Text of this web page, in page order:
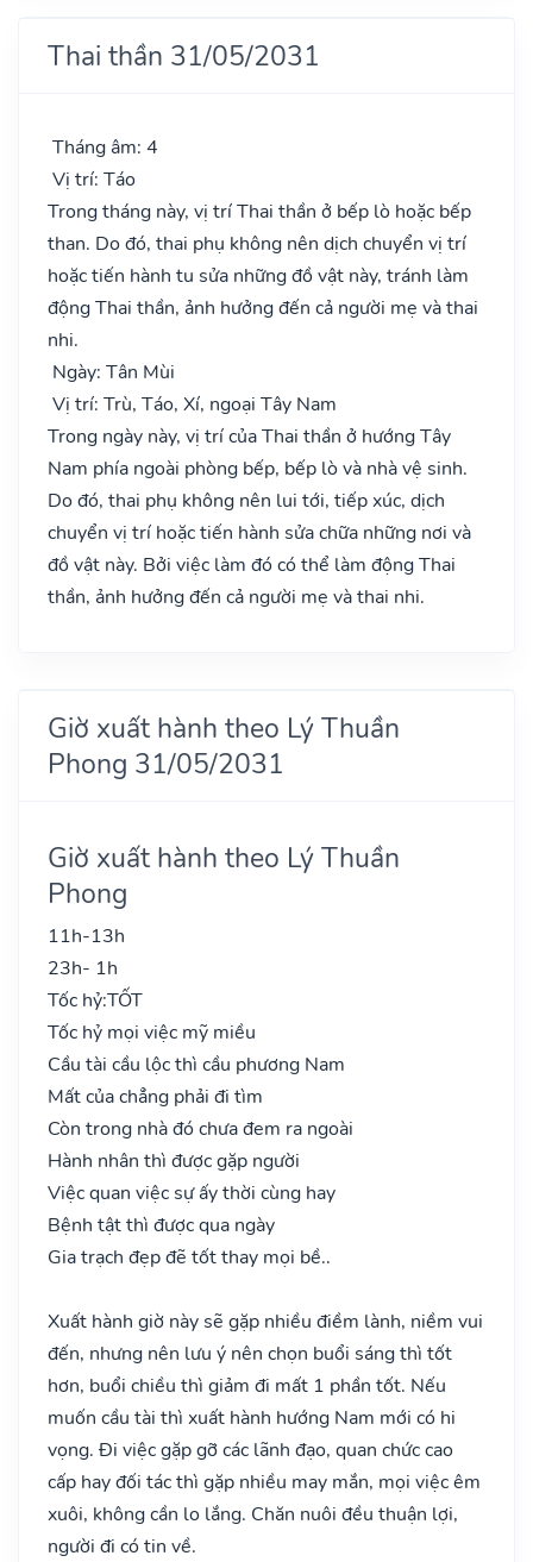
Thai thần 31/05/2031
Tháng âm: 4
Vị trí: Táo
Trong tháng này, vị trí Thai thần ở bếp lò hoặc bếp
than. Do đó, thai phụ không nên dịch chuyển vị trí
hoặc tiến hành tu sửa những đồ vật này, tránh làm
động Thai thần, ảnh hưởng đến cả người mẹ và thai
nhi.
Ngày: Tân Mùi
Vị trí: Trù, Táo, Xí, ngoại Tây Nam
Trong ngày này, vị trí của Thai thần ở hướng Tây
Nam phía ngoài phòng bếp, bếp lò và nhà vệ sinh.
Do đó, thai phụ không nên lui tới, tiếp xúc, dịch
chuyển vị trí hoặc tiến hành sửa chữa những nơi và
đồ vật này. Bởi việc làm đó có thể làm động Thai
thần, ảnh hưởng đến cả người mẹ và thai nhi.
Giờ xuất hành theo Lý Thuần
Phong 31/05/2031
Giờ xuất hành theo Lý Thuần
Phong
11h-13h
23h- 1h
Tốc hỷ:TỐT
Tốc hỷ mọi việc mỹ miều
Cầu tài cầu lộc thì cầu phương Nam
Mất của chẳng phải đi tìm
Còn trong nhà đó chưa đem ra ngoài
Hành nhân thì được gặp người
Việc quan việc sự ấy thời cùng hay
Bệnh tật thì được qua ngày
Gia trạch đẹp đẽ tốt thay mọi bề..
Xuất hành giờ này sẽ gặp nhiều điềm lành, niềm vui
đến, nhưng nên lưu ý nên chọn buổi sáng thì tốt
hơn, buổi chiều thì giảm đi mất 1 phần tốt. Nếu
muốn cầu tài thì xuất hành hướng Nam mới có hi
vọng. Đi việc gặp gỡ các lãnh đạo, quan chức cao
cấp hay đối tác thì gặp nhiều may mắn, mọi việc êm
xuôi, không cần lo lắng. Chăn nuôi đều thuận lợi,
người đi có tin về.